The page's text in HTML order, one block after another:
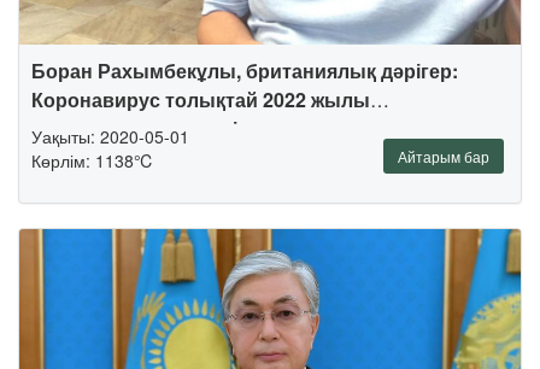
Боран Рахымбекұлы, британиялық дәрігер:
Коронавирус толықтай 2022 жылы
ауыздықталуы мүмкін
Уақыты: 2020-05-01
Көрлім: 1138℃
Айтарым бар